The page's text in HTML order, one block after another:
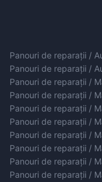
Panouri de reparații /
Panouri de reparații /
Panouri de reparații /
Panouri de reparații /
Panouri de reparații /
Panouri de reparații /
Panouri de reparații /
Panouri de reparații /
Panouri de reparații /
Panouri de reparații /